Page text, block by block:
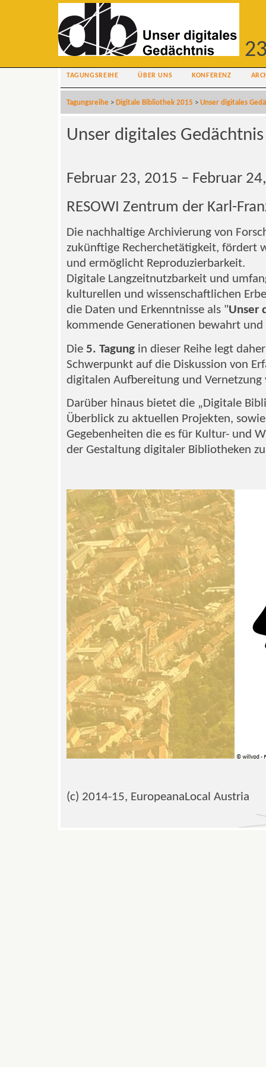
TAGUNGSREIHE ÜBER UNS KONFERENZ
Tagungsreihe > Digitale Bibliothek 2015 > Unser digitales
Unser digitales Gedächtnis
Februar 23, 2015 – Februar
RESOWI Zentrum der Karl-
Die nachhaltige Archivierung von
zukünftige Recherchetätigkeit, fördert
und ermöglicht Reproduzierbarkeit.
Digitale Langzeitnutzbarkeit und
kulturellen und wissenschaftlichen
die Daten und Erkenntnisse als "Unser
kommende Generationen bewahrt
Die 5. Tagung in dieser Reihe legt
Schwerpunkt auf die Diskussion von
digitalen Aufbereitung und
Darüber hinaus bietet die „Digitale
Überblick zu aktuellen Projekten,
Gegebenheiten die es für Kultur- und
der Gestaltung digitaler Bibliotheken
(c) 2014-15, EuropeanaLocal Austria